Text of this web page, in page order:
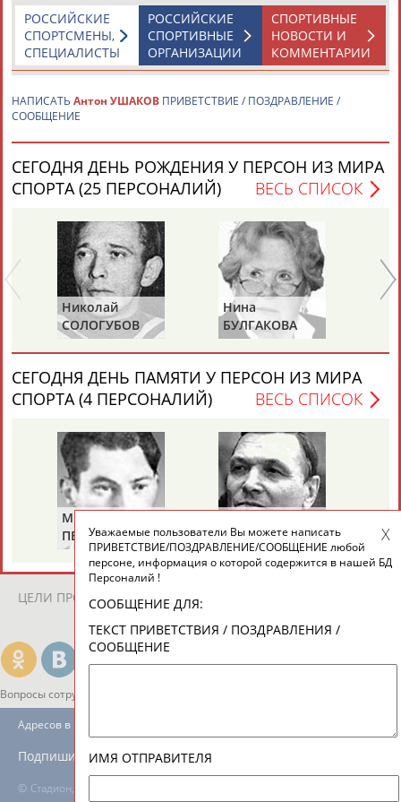
АБДРАХМАНОВАБДРАХМАНОВААБДУВАЛИЕВ
АБДУЛАЕВ
Рамазан
АБДУЛАЕВ
Тагир
АБДУЛАЕВ
Камиль
АБДУЛАЗИЗОВ
Загалав
АБДУЛБЕКОВ
Камалудин
АБДУЛДАУДОВ
Абдула
АБДУЛЖАЛИЛОВ
Магомед
АБДУЛКАГИРОВ
Назир
АБДУЛЛАЕВ
24 персон из 13181
ЕЩЁ ПЕРСОНЫ
ТАБЛО АКТИВНОСТИ
ЦЕЛИ ПРОЕКТА КОНТАКТЫ
Вопросы сотрудничества и совместной деятельности
© Стадион, 1998-2026
Адресов в новостной рассылке: 996
Подпишись
СПОРТИВНЫЕ
НОВОСТИ И
КОММЕНТАРИИ
РОССИЙСКИЕ
СПОРТИВНЫЕ
ОРГАНИЗАЦИИ
РОССИЙСКИЕ
СПОРТСМЕНЫ,
СПЕЦИАЛИСТЫ
НАПИСАТЬ Антон УШАКОВ ПРИВЕТСТВИЕ / ПОЗДРАВЛЕНИЕ /
СООБЩЕНИЕ
СЕГОДНЯ ДЕНЬ РОЖДЕНИЯ У ПЕРСОН ИЗ МИРА
СПОРТА (25 ПЕРСОНАЛИЙ)
ВЕСЬ СПИСОК
Николай
СОЛОГУБОВ
Нина
БУЛГАКОВА
СЕГОДНЯ ДЕНЬ ПАМЯТИ У ПЕРСОН ИЗ МИРА
СПОРТА (4 ПЕРСОНАЛИЙ)
ВЕСЬ СПИСОК
Михаил
ПЕРЕЛЬМАН
(ПЕРЛЬМАН)
ПУЧКОВ
Уважаемые пользователи Вы можете написать
ПРИВЕТСТВИЕ/ПОЗДРАВЛЕНИЕ/СООБЩЕНИЕ любой
персоне, информация о которой содержится в нашей БД
Персоналий !
СООБЩЕНИЕ ДЛЯ:
ТЕКСТ ПРИВЕТСТВИЯ / ПОЗДРАВЛЕНИЯ /
СООБЩЕНИЕ
ИМЯ ОТПРАВИТЕЛЯ